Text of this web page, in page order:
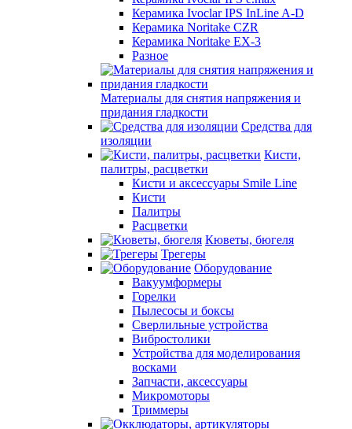
Керамика Ivoclar IPS InLine A-D
Керамика Noritake CZR
Керамика Noritake EX-3
Разное
Материалы для снятия напряжения и
придания гладкости
Средства для
изоляции
Кисти,
палитры, расцветки
Кисти и аксессуары Smile Line
Кисти
Палитры
Расцветки
Кюветы, бюгеля
Трегеры
Оборудование
Вакуумформеры
Горелки
Пылесосы и боксы
Сверлильные устройства
Вибростолики
Устройства для моделирования
восками
Запчасти, аксессуары
Микромоторы
Триммеры